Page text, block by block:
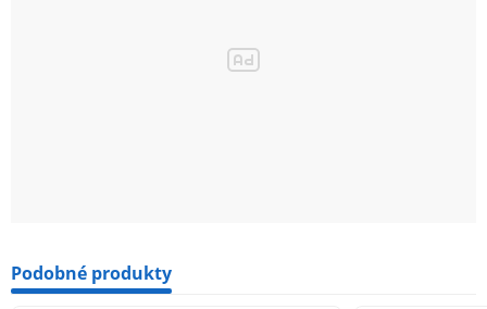
Podobné produkty